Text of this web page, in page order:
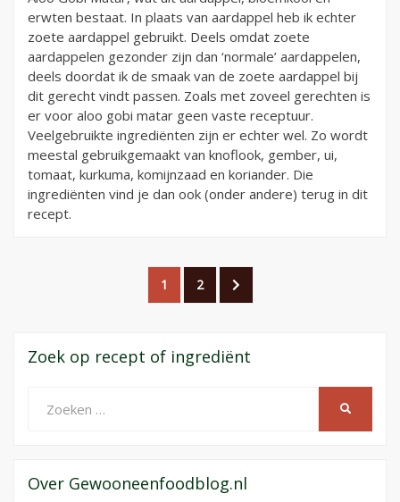
erwten bestaat. In plaats van aardappel heb ik echter
zoete aardappel gebruikt. Deels omdat zoete
aardappelen gezonder zijn dan ‘normale’ aardappelen,
deels doordat ik de smaak van de zoete aardappel bij
dit gerecht vindt passen. Zoals met zoveel gerechten is
er voor aloo gobi matar geen vaste receptuur.
Veelgebruikte ingrediënten zijn er echter wel. Zo wordt
meestal gebruikgemaakt van knoflook, gember, ui,
tomaat, kurkuma, komijnzaad en koriander. Die
ingrediënten vind je dan ook (onder andere) terug in dit
recept.
BerichtnavigatiePAGINA
1 PAGINA
2
VOLGENDE
PAGINA
Zoek op recept of ingrediënt
naar:
Over Gewooneenfoodblog.nl